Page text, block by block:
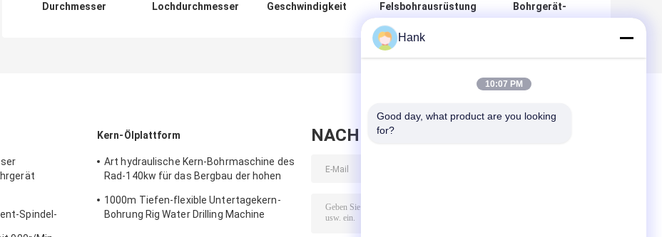
Durchmesser
Lochdurchmesser
Geschwindigkeit
Felsbohrausrüstung
mit ISO9001-
Zertifizierung
Bohrgerät-
Hydraulikfutter
Spindel-
Kern-Ölplattform
Art hydraulische Kern-Bohrmaschine des
Rad-140kw für das Bergbau der hohen
1000m Tiefen-flexible Untertagekern-
Bohrung Rig Water Drilling Machine
NACHRICHT HINTERLASSEN
Hank
10:07 PM
Good day, what product are you looking
for?